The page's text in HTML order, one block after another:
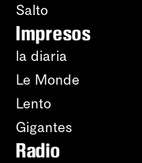
Salto
Impresos
la diaria
Le Monde
Lento
Gigantes
Radio